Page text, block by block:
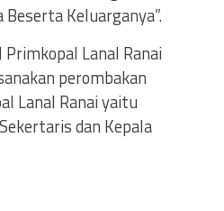
Keluarganya”.
Primkopal Lanal Ranai
perombakan
Lanal Ranai yaitu
dan Kepala